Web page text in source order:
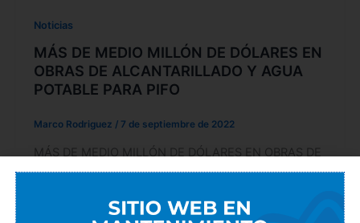
Noticias
MÁS DE MEDIO MILLÓN DE DÓLARES EN
OBRAS DE ALCANTARILLADO Y AGUA
POTABLE PARA PIFO
Marco Rodriguez / 7 de septiembre de 2022
MÁS DE MEDIO MILLÓN DE DÓLARES EN OBRAS DE
ALCANTARILLADO Y AGUA POTABLE PARA PIFO La